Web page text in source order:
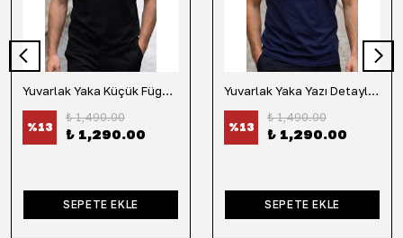
Yuvarlak Yaka Küçük Fügür Detaylı Tişört-Siyah
%13
₺ 1,490.00
₺ 1,290.00
SEPETE EKLE
Yuvarlak Yaka Yazı Detaylı Tişört-Lacivert
%13
₺ 1,490.00
₺ 1,290.00
SEPETE EKLE